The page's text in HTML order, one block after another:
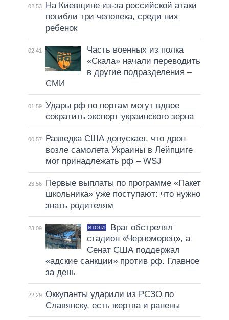
02:53
На Киевщине из-за российской атаки
погибли три человека, среди них
ребенок
02:41
Часть военных из полка
«Скала» начали переводить
в другие подразделения –
СМИ
01:59 Удары рф по портам могут вдвое
сократить экспорт украинского зерна
00:57
Разведка США допускает, что дрон
возле самолета Украины в Лейпциге
мог принадлежать рф – WSJ
23:56
Первые выплаты по программе «Пакет
школьника» уже поступают: что нужно
знать родителям
23:09 ИТОГИ
Враг обстрелял
стадион «Черноморец», а
Сенат США поддержал
«адские санкции» против рф. Главное
за день
22:29 Оккупанты ударили из РСЗО по
Славянску, есть жертва и ранены